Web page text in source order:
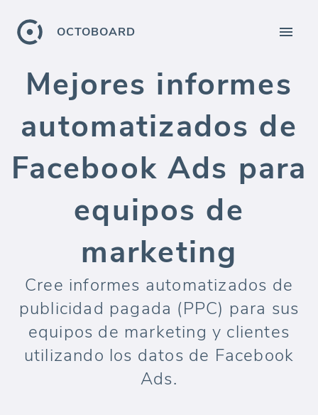
OCTOBOARD
Mejores informes
automatizados de
Facebook Ads para
equipos de
marketing
Cree informes automatizados de
publicidad pagada (PPC) para sus
equipos de marketing y clientes
utilizando los datos de Facebook
Ads.